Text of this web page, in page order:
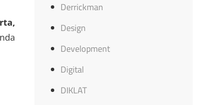
Derrickman
Design
Development
Digital
DIKLAT